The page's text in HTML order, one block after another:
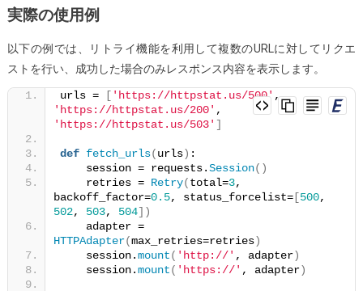
実際の使用例
以下の例では、リトライ機能を利用して複数のURLに対してリクエ
ストを行い、成功した場合のみレスポンス内容を表示します。
urls = [ 'https://httpstat.us/500'
,
'https://httpstat.us/200'
'https://httpstat.us/503' ]
def fetch_urls(urls) :
    session = requests.
Session()
    retries =
Retry(total=3,
backoff_factor=0.5, status_forcelist=[500
502, 503, 504])
    adapter =
HTTPAdapter(max_retries=retries)
    session.
mount( 'http://' , adapter)
    session.
mount( 'https://' , adapter)